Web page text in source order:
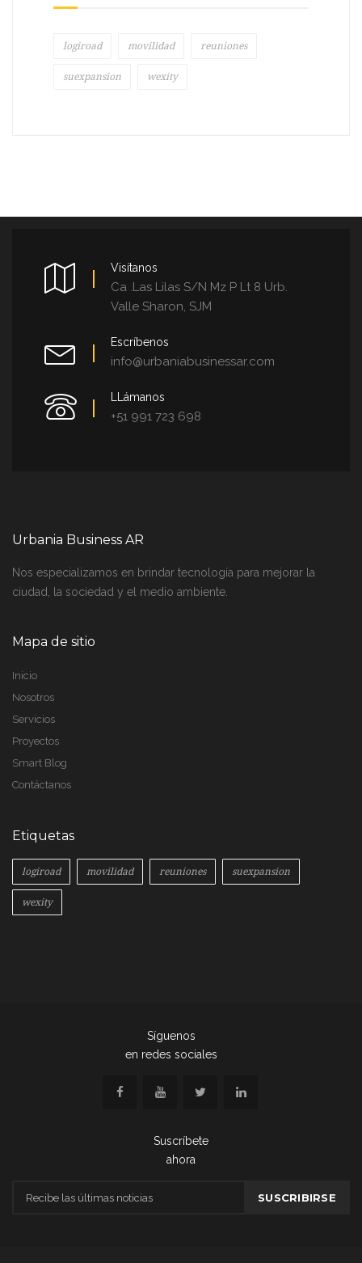
logiroad movilidad reuniones
suexpansion wexity
Visítanos
Ca .Las Lilas S/N Mz P Lt 8 Urb.
Valle Sharon, SJM
Escríbenos
info@urbaniabusinessar.com
LLámanos
+51 991 723 698
Urbania Business AR
Nos especializamos en brindar tecnología para mejorar la
ciudad, la sociedad y el medio ambiente.
Mapa de sitio
Inicio
Nosotros
Servicios
Proyectos
Smart Blog
Contáctanos
Etiquetas
logiroad movilidad reuniones suexpansion
wexity
Síguenos
en redes sociales
Suscríbete
ahora